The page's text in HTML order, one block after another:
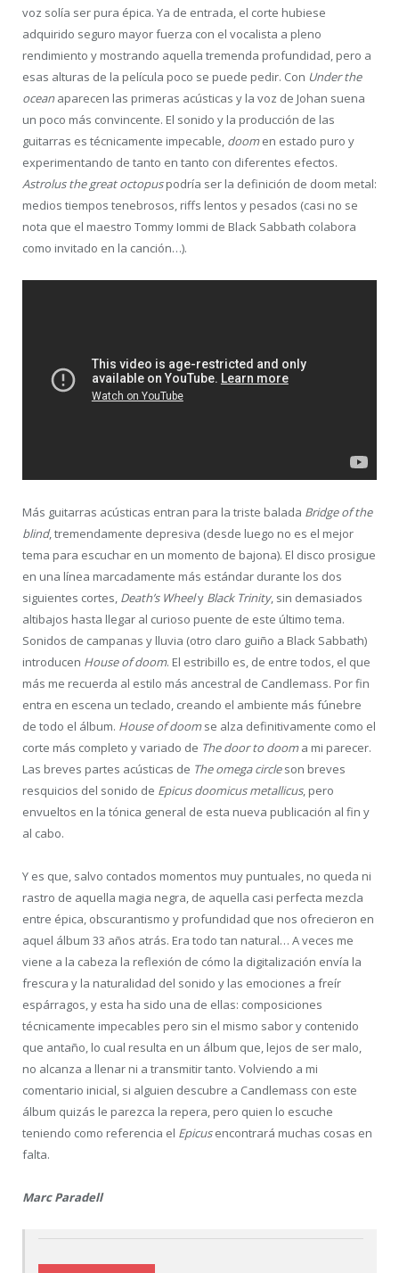
voz solía ser pura épica. Ya de entrada, el corte hubiese
adquirido seguro mayor fuerza con el vocalista a pleno
rendimiento y mostrando aquella tremenda profundidad, pero a
esas alturas de la película poco se puede pedir. Con Under the
ocean aparecen las primeras acústicas y la voz de Johan suena
un poco más convincente. El sonido y la producción de las
guitarras es técnicamente impecable, doomen estado puro y
experimentando de tanto en tanto con diferentes efectos.
Astrolus the great octopuspodría ser la definición de doom metal:
medios tiempos tenebrosos, riffs lentos y pesados (casi no se
nota que el maestro Tommy Iommi de Black Sabbath colabora
como invitado en la canción…).
Más guitarras acústicas entran para la triste balada Bridge of the
blind, tremendamente depresiva (desde luego no es el mejor
tema para escuchar en un momento de bajona). El disco prosigue
en una línea marcadamente más estándar durante los dos
siguientes cortes, Death’s Wheely Black Trinity, sin demasiados
altibajos hasta llegar al curioso puente de este último tema.
Sonidos de campanas y lluvia (otro claro guiño a Black Sabbath)
introducen House of doom. El estribillo es, de entre todos, el que
más me recuerda al estilo más ancestral de Candlemass. Por fin
entra en escena un teclado, creando el ambiente más fúnebre
de todo el álbum. House of doomse alza definitivamente como el
corte más completo y variado de The door to dooma mi parecer.
Las breves partes acústicas de The omega circleson breves
resquicios del sonido de Epicus doomicus metallicus, pero
envueltos en la tónica general de esta nueva publicación al fin y
al cabo.
Y es que, salvo contados momentos muy puntuales, no queda ni
rastro de aquella magia negra, de aquella casi perfecta mezcla
entre épica, obscurantismo y profundidad que nos ofrecieron en
aquel álbum 33 años atrás. Era todo tan natural… A veces me
viene a la cabeza la reflexión de cómo la digitalización envía la
frescura y la naturalidad del sonido y las emociones a freír
espárragos, y esta ha sido una de ellas: composiciones
técnicamente impecables pero sin el mismo sabor y contenido
que antaño, lo cual resulta en un álbum que, lejos de ser malo,
no alcanza a llenar ni a transmitir tanto. Volviendo a mi
comentario inicial, si alguien descubre a Candlemass con este
álbum quizás le parezca la repera, pero quien lo escuche
teniendo como referencia el Epicusencontrará muchas cosas en
falta.
Marc Paradell